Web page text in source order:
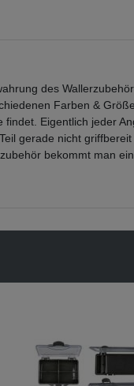
des
Farben &
Eigentlich jeder
gerade nicht
bekommt man